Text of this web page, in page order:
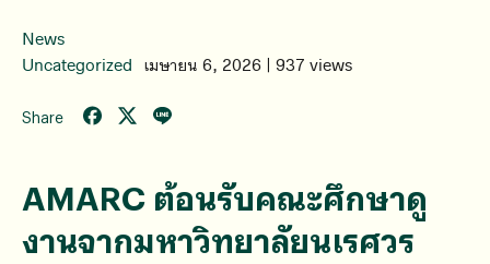
News
Uncategorized
เมษายน 6, 2026 | 937 views
Share
AMARC ต้อนรับคณะศึกษาดู
งานจากมหาวิทยาลัยนเรศวร